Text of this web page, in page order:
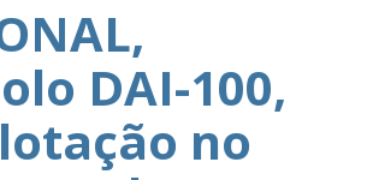
DAI-100,
no